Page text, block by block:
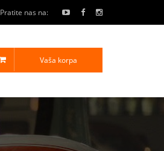
Pratite nas na:
Vaša korpa